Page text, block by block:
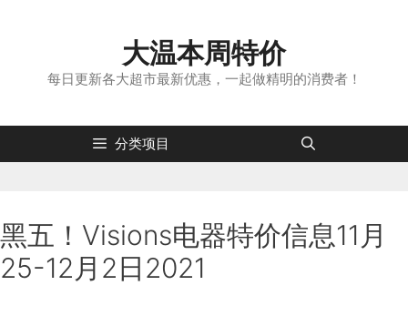
大温本周特价
每日更新各大超市最新优惠，一起做精明的消费者！
分类项目
黑五！Visions电器特价信息11月
25-12月2日2021